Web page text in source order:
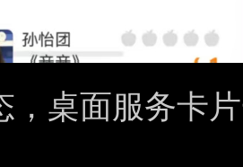
，桌面服务卡